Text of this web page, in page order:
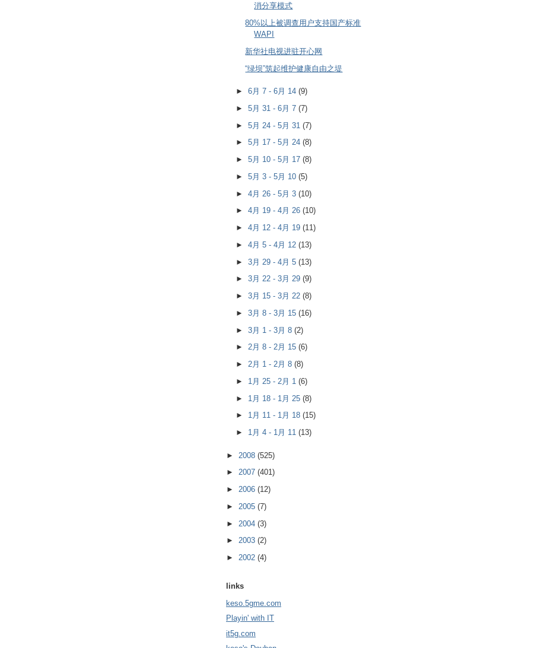
消分享模式
80%以上被调查用户支持国产标准
WAPI
新华社电视进驻开心网
“绿坝”筑起维护健康自由之堤
► 6月 7 - 6月 14 (9)
► 5月 31 - 6月 7 (7)
► 5月 24 - 5月 31 (7)
► 5月 17 - 5月 24 (8)
► 5月 10 - 5月 17 (8)
► 5月 3 - 5月 10 (5)
► 4月 26 - 5月 3 (10)
► 4月 19 - 4月 26 (10)
► 4月 12 - 4月 19 (11)
► 4月 5 - 4月 12 (13)
► 3月 29 - 4月 5 (13)
► 3月 22 - 3月 29 (9)
► 3月 15 - 3月 22 (8)
► 3月 8 - 3月 15 (16)
► 3月 1 - 3月 8 (2)
► 2月 8 - 2月 15 (6)
► 2月 1 - 2月 8 (8)
► 1月 25 - 2月 1 (6)
► 1月 18 - 1月 25 (8)
► 1月 11 - 1月 18 (15)
► 1月 4 - 1月 11 (13)
► 2008 (525)
► 2007 (401)
► 2006 (12)
► 2005 (7)
► 2004 (3)
► 2003 (2)
► 2002 (4)
links
keso.5gme.com
Playin' with IT
it5g.com